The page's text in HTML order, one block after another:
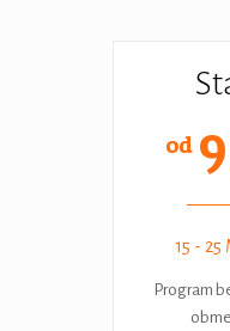
od
15 - 25
Program